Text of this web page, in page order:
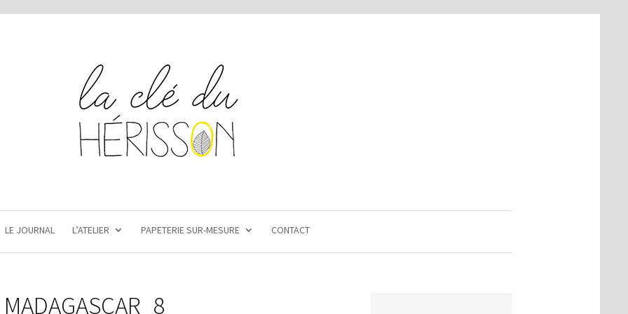
LE JOURNAL L’ATELIER PAPETERIE SUR-MESURE CONTACT